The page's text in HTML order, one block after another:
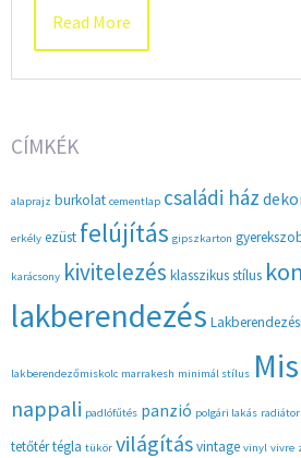
Read More
CÍMKÉK
alaprajz burkolat cementlap családi ház
erkély ezüst felújítás gipszkarton
karácsony kivitelezés klasszikus stílus
lakberendezés
lakberendezőmiskolc marrakesh minimál stílus
nappali padlófűtés panzió polgári lakás radiátor
tetőtértégla tükör világításvintage vinyl vivre